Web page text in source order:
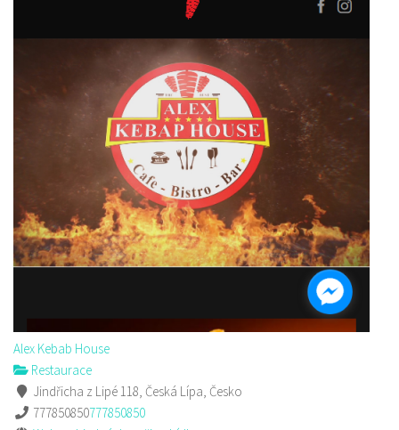
Alex Kebab House
Restaurace
Jindřicha z Lipé 118, Česká Lípa, Česko
777850850777850850